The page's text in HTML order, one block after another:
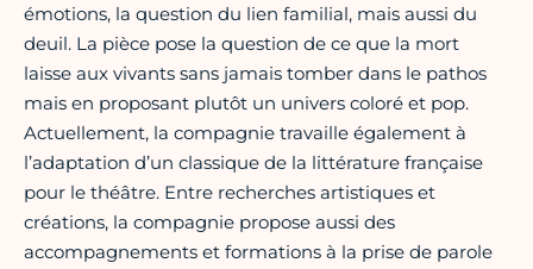
émotions, la question du lien familial, mais aussi du
deuil. La pièce pose la question de ce que la mort
laisse aux vivants sans jamais tomber dans le pathos
mais en proposant plutôt un univers coloré et pop.
Actuellement, la compagnie travaille également à
l’adaptation d’un classique de la littérature française
pour le théâtre. Entre recherches artistiques et
créations, la compagnie propose aussi des
accompagnements et formations à la prise de parole